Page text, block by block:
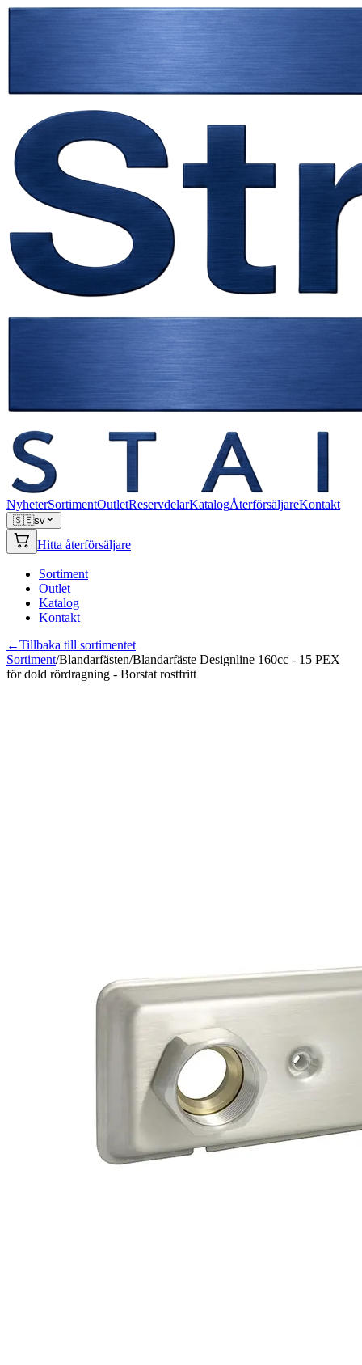
NyheterSortimentOutletReservdelarKatalogÅterförsäljareKontakt
🇸🇪sv
Hitta återförsäljare
Sortiment
Outlet
Katalog
Kontakt
←Tillbaka till sortimentet
Sortiment/Blandarfästen/Blandarfäste Designline 160cc - 15 PEX
för dold rördragning - Borstat rostfritt